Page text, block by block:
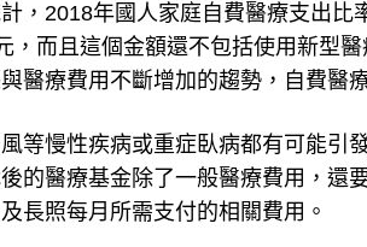
，2018年國人家庭自費醫療支出
，而且這個金額還不包括使用新型
醫療費用不斷增加的趨勢，自費醫
等慢性疾病或重症臥病都有可能引
的醫療基金除了一般醫療費用，還
長照每月所需支付的相關費用。